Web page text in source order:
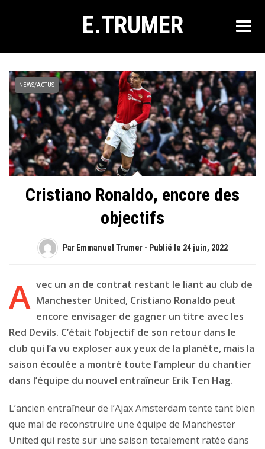
E.TRUMER
NEWS/ACTUS
Cristiano Ronaldo, encore des
objectifs
Par Emmanuel Trumer - Publié le 24 juin, 2022
A vec un an de contrat restant le liant au club de
Manchester United, Cristiano Ronaldo peut
encore envisager de gagner un titre avec les
Red Devils. C’était l’objectif de son retour dans le
club qui l’a vu exploser aux yeux de la planète, mais la
saison écoulée a montré toute l’ampleur du chantier
dans l’équipe du nouvel entraîneur Erik Ten Hag.
L’ancien entraîneur de l’Ajax Amsterdam tente tant bien
que mal de reconstruire une équipe de Manchester
United qui reste sur une saison totalement ratée dans